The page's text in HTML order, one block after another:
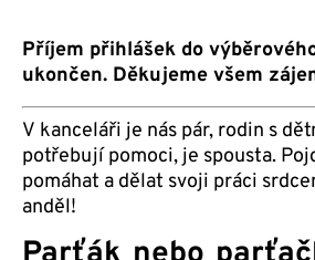
Příjem přihlášek do
ukončen. Děkujeme všem
V kanceláři je nás pár, rodin s
potřebují pomoci, je spousta.
pomáhat a dělat svoji práci
anděl!